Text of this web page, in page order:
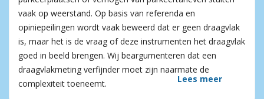
vaak op weerstand. Op basis van referenda en
opiniepeilingen wordt vaak beweerd dat er geen draagvlak
is, maar het is de vraag of deze instrumenten het draagvlak
goed in beeld brengen. Wij beargumenteren dat een
draagvlakmeting verfijnder moet zijn naarmate de
complexiteit toeneemt.
Lees meer